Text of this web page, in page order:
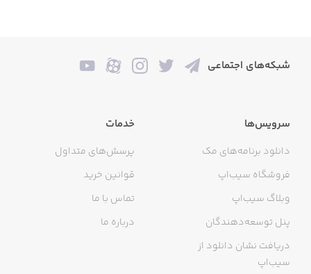
شبکه‌های اجتماعی
سرویس‌ها
دانلود برنامه‌های مک
فروشگاه سیب‌اپ
وبلاگ سیب‌اپ
پنل توسعه‌دهندگان
دریافت نشان دانلود از
سیب‌اپ
خدمات
پرسش‌های متداول
قوانین خرید
تماس با ما
درباره ما